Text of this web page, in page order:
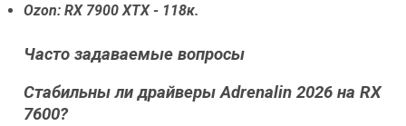
Ozon: RX 7900 XTX - 118к.
Часто задаваемые вопросы
Стабильны ли драйверы Adrenalin 2026 на RX
7600?